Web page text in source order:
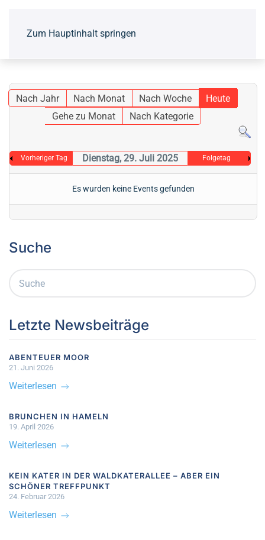
Zum Hauptinhalt springen
Nach Jahr Nach Monat Nach Woche
Heute
Gehe zu Monat
Nach Kategorie
Vorheriger Tag Dienstag, 29. Juli 2025 Folgetag
Es wurden keine Events gefunden
Suche
Letzte Newsbeiträge
ABENTEUER MOOR
21. Juni 2026
Weiterlesen
BRUNCHEN IN HAMELN
19. April 2026
Weiterlesen
KEIN KATER IN DER WALDKATERALLEE – ABER EIN
SCHÖNER TREFFPUNKT
24. Februar 2026
Weiterlesen